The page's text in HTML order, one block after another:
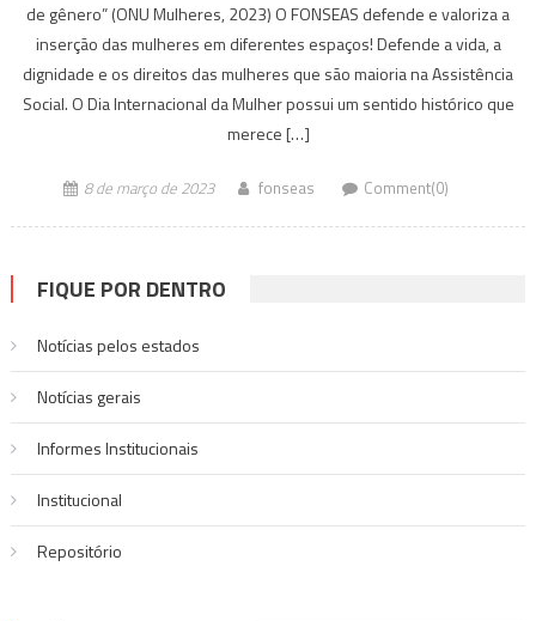
de gênero” (ONU Mulheres, 2023) O FONSEAS defende e valoriza a
inserção das mulheres em diferentes espaços! Defende a vida, a
dignidade e os direitos das mulheres que são maioria na Assistência
Social. O Dia Internacional da Mulher possui um sentido histórico que
merece […]
8 de março de 2023 fonseas Comment(0)
FIQUE POR DENTRO
Notícias pelos estados
Notí­cias gerais
Informes Institucionais
Institucional
Repositório